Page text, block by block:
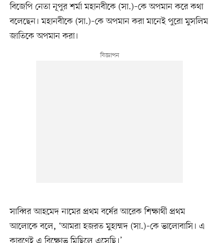
বিজেপি নেতা নূপুর শর্মা মহানবীকে (সা.)–কে অপমান করে কথা
বলেছেন। মহানবীকে (সা.)–কে অপমান করা মানেই পুরো মুসলিম
জাতিকে অপমান করা।
সাব্বির আহমেদ নামের প্রথম বর্ষের আরেক শিক্ষার্থী প্রথম
আলোকে বলে, ‘আমরা হজরত মুহাম্মদ (সা.)–কে ভালোবাসি। এ